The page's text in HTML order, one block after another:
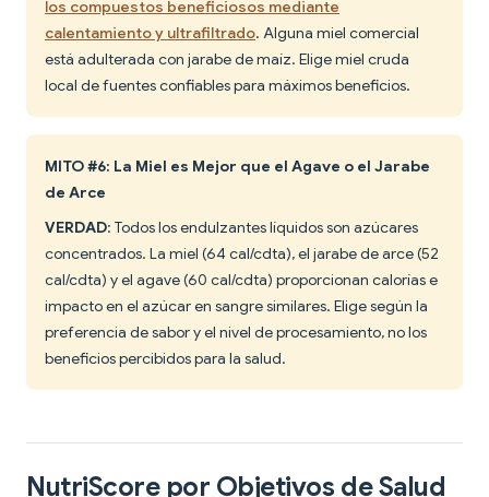
los compuestos beneficiosos mediante
calentamiento y ultrafiltrado. Alguna miel comercial
está adulterada con jarabe de maíz. Elige miel cruda
local de fuentes confiables para máximos beneficios.
MITO #6: La Miel es Mejor que el Agave o el Jarabe
de Arce
VERDAD: Todos los endulzantes líquidos son azúcares
concentrados. La miel (64 cal/cdta), el jarabe de arce (52
cal/cdta) y el agave (60 cal/cdta) proporcionan calorías e
impacto en el azúcar en sangre similares. Elige según la
preferencia de sabor y el nivel de procesamiento, no los
beneficios percibidos para la salud.
NutriScore por Objetivos de Salud